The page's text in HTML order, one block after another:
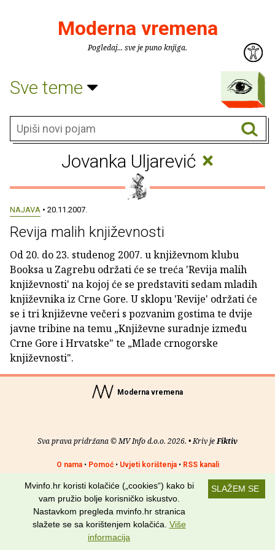
Moderna vremena
Pogledaj... sve je puno knjiga.
Sve teme
Jovanka Uljarević ×
NAJAVA • 20.11.2007.
Revija malih književnosti
Od 20. do 23. studenog 2007. u književnom klubu
Booksa u Zagrebu održati će se treća 'Revija malih
književnosti' na kojoj će se predstaviti sedam mladih
književnika iz Crne Gore. U sklopu 'Revije' održati će
se i tri književne večeri s pozvanim gostima te dvije
javne tribine na temu „Književne suradnje između
Crne Gore i Hrvatske" te „Mlade crnogorske
književnosti".
Moderna vremena
Sva prava pridržana © MV Info d.o.o. 2026. • Kriv jeFiktiv
O nama• Pomoć• Uvjeti korištenja• RSS kanali
Potraži nas na: SLAŽEM SE
Mvinfo.hr koristi kolačiće („cookies“) kako bi
vam pružio bolje korisničko iskustvo.
Nastavkom pregleda mvinfo.hr stranica
slažete se sa korištenjem kolačića. Više
informacija